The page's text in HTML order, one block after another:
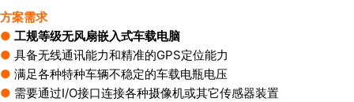
方案需求
● 工规等级无风扇嵌入式车载电脑
● 具备无线通讯能力和精准的GPS定位能力
● 满足各种特种车辆不稳定的车载电瓶电压
● 需要通过I/O接口连接各种摄像机或其它传感器装置